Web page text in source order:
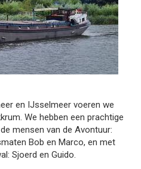
en IJsselmeer voeren we
We hebben een prachtige
mensen van de Avontuur:
Bob en Marco, en met
Sjoerd en Guido.